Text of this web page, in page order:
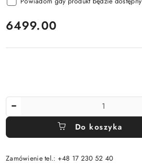
cena:
6499.00
Do koszyka
Zamówienie tel.: +48 17 230 52 40